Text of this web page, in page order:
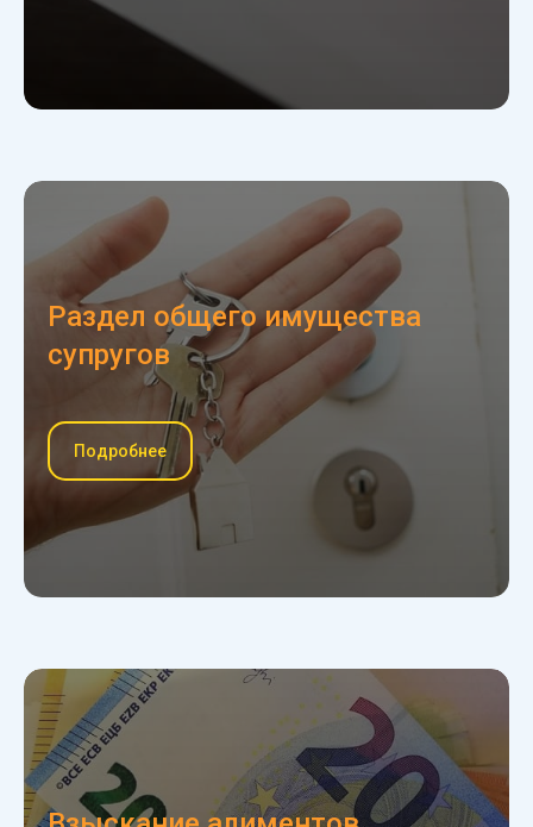
Раздел общего имущества
супругов
Подробнее